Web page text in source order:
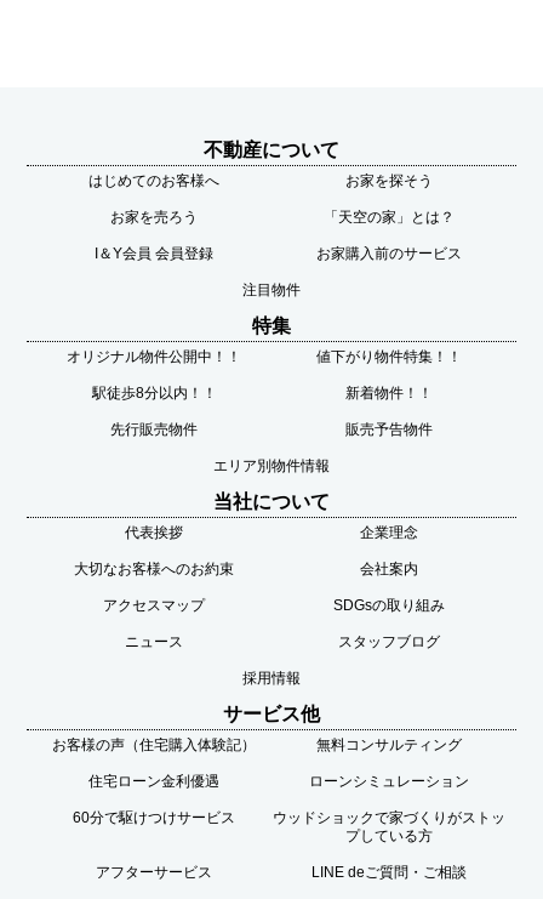
不動産について
はじめてのお客様へ お家を探そう
お家を売ろう 「天空の家」とは？
I＆Y会員 会員登録 お家購入前のサービス
注目物件
特集
オリジナル物件公開中！！ 値下がり物件特集！！
駅徒歩8分以内！！ 新着物件！！
先行販売物件 販売予告物件
エリア別物件情報
当社について
代表挨拶 企業理念
大切なお客様へのお約束 会社案内
アクセスマップ SDGsの取り組み
ニュース スタッフブログ
採用情報
サービス他
お客様の声（住宅購入体験記） 無料コンサルティング
住宅ローン金利優遇 ローンシミュレーション
60分で駆けつけサービス
ウッドショックで家づくりがストッ
プしている方
アフターサービス LINE deご質問・ご相談